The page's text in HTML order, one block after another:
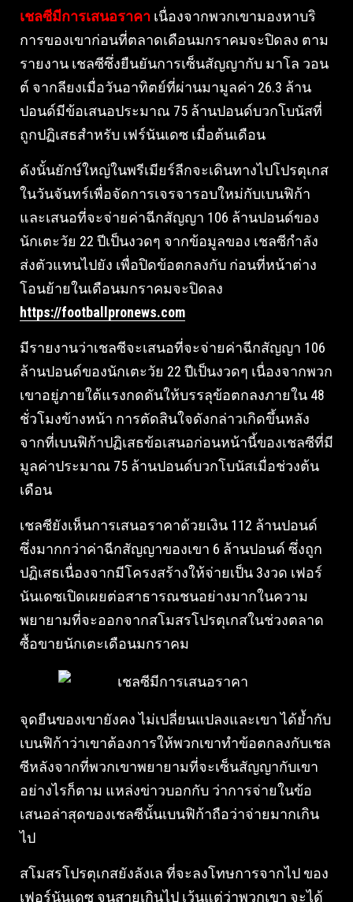
เชลซีมีการเสนอราคา เนื่องจากพวกเขามองหาบริ
การของเขาก่อนที่ตลาดเดือนมกราคมจะปิดลง ตาม
รายงาน เชลซีซึ่งยืนยันการเซ็นสัญญากับ มาโล วอน
ต์ จากลียงเมื่อวันอาทิตย์ที่ผ่านมามูลค่า 26.3 ล้าน
ปอนด์มีข้อเสนอประมาณ 75 ล้านปอนด์บวกโบนัสที่
ถูกปฏิเสธสำหรับ เฟร์นันเดซ เมื่อต้นเดือน
ดังนั้นยักษ์ใหญ่ในพรีเมียร์ลีกจะเดินทางไปโปรตุเกส
ในวันจันทร์เพื่อจัดการเจรจารอบใหม่กับเบนฟิก้า
และเสนอที่จะจ่ายค่าฉีกสัญญา 106 ล้านปอนด์ของ
นักเตะวัย 22 ปีเป็นงวดๆ จากข้อมูลของ เชลซีกำลัง
ส่งตัวแทนไปยัง เพื่อปิดข้อตกลงกับ ก่อนที่หน้าต่าง
โอนย้ายในเดือนมกราคมจะปิดลง
https://footballpronews.com
มีรายงานว่าเชลซีจะเสนอที่จะจ่ายค่าฉีกสัญญา 106
ล้านปอนด์ของนักเตะวัย 22 ปีเป็นงวดๆ เนื่องจากพวก
เขาอยู่ภายใต้แรงกดดันให้บรรลุข้อตกลงภายใน 48
ชั่วโมงข้างหน้า การตัดสินใจดังกล่าวเกิดขึ้นหลัง
จากที่เบนฟิก้าปฏิเสธข้อเสนอก่อนหน้านี้ของเชลซีที่มี
มูลค่าประมาณ 75 ล้านปอนด์บวกโบนัสเมื่อช่วงต้น
เดือน
เชลซียังเห็นการเสนอราคาด้วยเงิน 112 ล้านปอนด์
ซึ่งมากกว่าค่าฉีกสัญญาของเขา 6 ล้านปอนด์ ซึ่งถูก
ปฏิเสธเนื่องจากมีโครงสร้างให้จ่ายเป็น 3งวด เฟอร์
นันเดซเปิดเผยต่อสาธารณชนอย่างมากในความ
พยายามที่จะออกจากสโมสรโปรตุเกสในช่วงตลาด
ซื้อขายนักเตะเดือนมกราคม
จุดยืนของเขายังคง ไม่เปลี่ยนแปลงและเขา ได้ย้ำกับ
เบนฟิก้าว่าเขาต้องการให้พวกเขาทำข้อตกลงกับเชล
ซีหลังจากที่พวกเขาพยายามที่จะเซ็นสัญญากับเขา
อย่างไรก็ตาม แหล่งข่าวบอกกับ ว่าการจ่ายในข้อ
เสนอล่าสุดของเชลซีนั้นเบนฟิก้าถือว่าจ่ายมากเกิน
ไป
สโมสรโปรตุเกสยังลังเล ที่จะลงโทษการจากไป ของ
เฟอร์นันเดซ จนสายเกินไป เว้นแต่ว่าพวกเขา จะได้